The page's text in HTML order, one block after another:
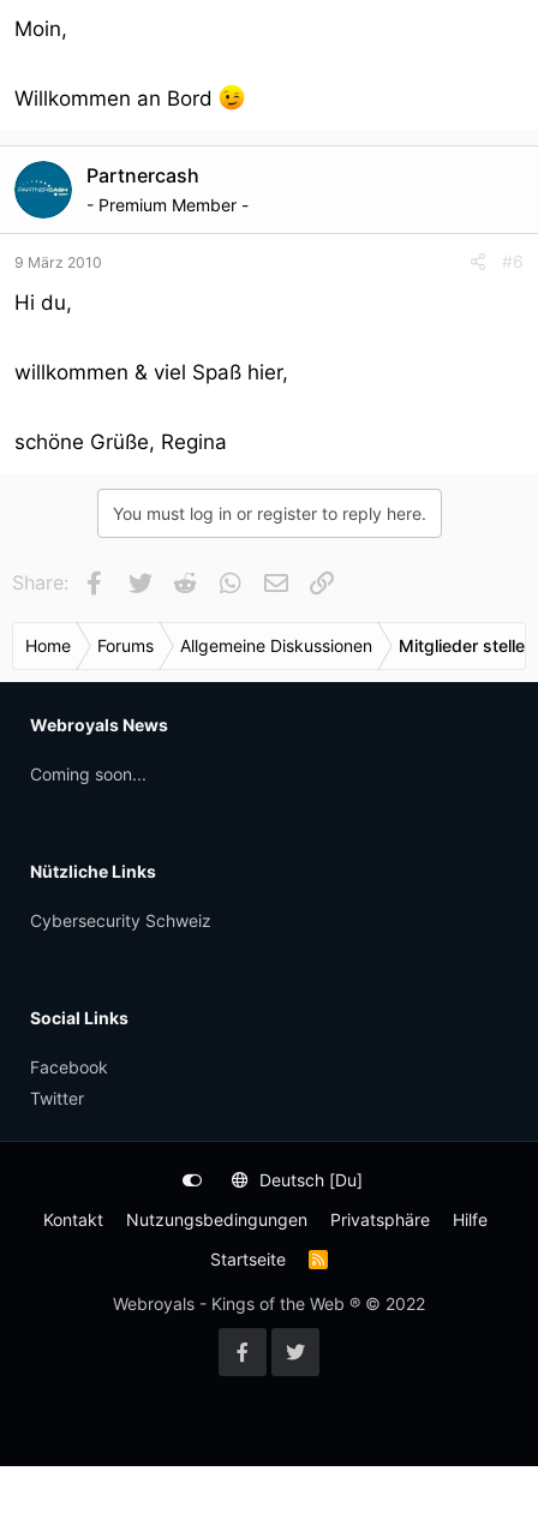
Moin,
Willkommen an Bord
Partnercash
- Premium Member -
9 März 2010 #6
Hi du,
willkommen & viel Spaß hier,
schöne Grüße, Regina
You must log in or register to reply here.
Share: Facebook
Twitter Reddit WhatsApp
E-Mail
Home Forums Allgemeine Diskussionen Mitglieder
Webroyals News
Coming soon...
Nützliche Links
Cybersecurity Schweiz
Social Links
Facebook
Twitter
Deutsch [Du]
Kontakt
Nutzungsbedingungen Privatsphäre
Hilfe
Startseite
R
S
Webroyals - Kings of the Web ® © 2022